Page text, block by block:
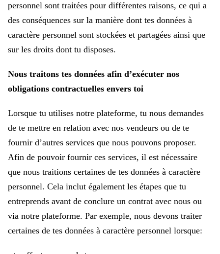
personnel sont traitées pour différentes raisons, ce qui a
des conséquences sur la manière dont tes données à
caractère personnel sont stockées et partagées ainsi que
sur les droits dont tu disposes.
Nous traitons tes données afin d’exécuter nos
obligations contractuelles envers toi
Lorsque tu utilises notre plateforme, tu nous demandes
de te mettre en relation avec nos vendeurs ou de te
fournir d’autres services que nous pouvons proposer.
Afin de pouvoir fournir ces services, il est nécessaire
que nous traitions certaines de tes données à caractère
personnel. Cela inclut également les étapes que tu
entreprends avant de conclure un contrat avec nous ou
via notre plateforme. Par exemple, nous devons traiter
certaines de tes données à caractère personnel lorsque: